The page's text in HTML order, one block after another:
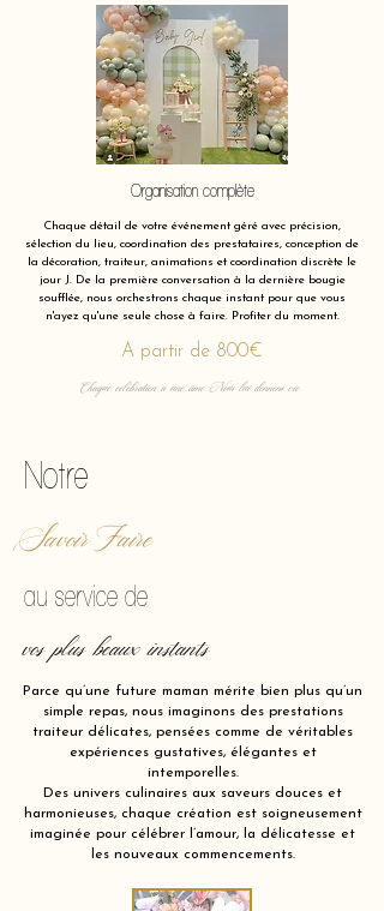
Organisation complète
Chaque détail de votre événement géré avec précision,
sélection du lieu, coordination des prestataires, conception de
la décoration, traiteur, animations et coordination discrète le
jour J. De la première conversation à la dernière bougie
soufflée, nous orchestrons chaque instant pour que vous
n'ayez qu'une seule chose à faire. Profiter du moment.
A partir de 800€
Chaque célébration a une âme. Nous lui donnons vie.
Notre
Savoir Faire
au service de
vos plus beaux instants
Parce qu’une future maman mérite bien plus qu’un
simple repas, nous imaginons des prestations
traiteur délicates, pensées comme de véritables
expériences gustatives, élégantes et
intemporelles.
Des univers culinaires aux saveurs douces et
harmonieuses, chaque création est soigneusement
imaginée pour célébrer l’amour, la délicatesse et
les nouveaux commencements.